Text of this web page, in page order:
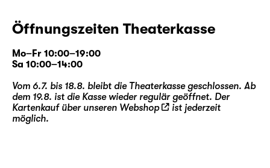
Öffnungszeiten Theaterkasse
Mo–Fr 10:00–19:00
Sa 10:00–14:00
Vom 6.7. bis 18.8. bleibt die Theaterkasse geschlossen. Ab
dem 19.8. ist die Kasse wieder regulär geöffnet. Der
Kartenkauf über unseren Webshop
ist jederzeit
möglich.